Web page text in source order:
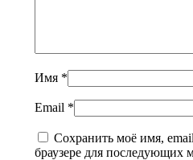
Имя *
Email *
Сохранить моё имя,
браузере для последующих